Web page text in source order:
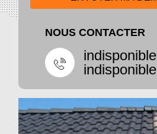
NOUS CONTACTER
indisponible
indisponible